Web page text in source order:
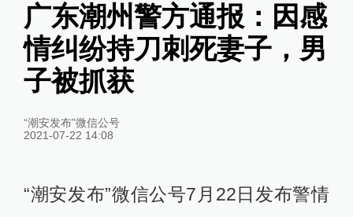
广东潮州警方通报：因感
情纠纷持刀刺死妻子，男
子被抓获
“潮安发布”微信公号
2021-07-22 14:08
“潮安发布”微信公号7月22日发布警情